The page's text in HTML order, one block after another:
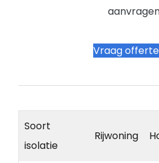
Vraag
Soort
isolatie
Rijwoning